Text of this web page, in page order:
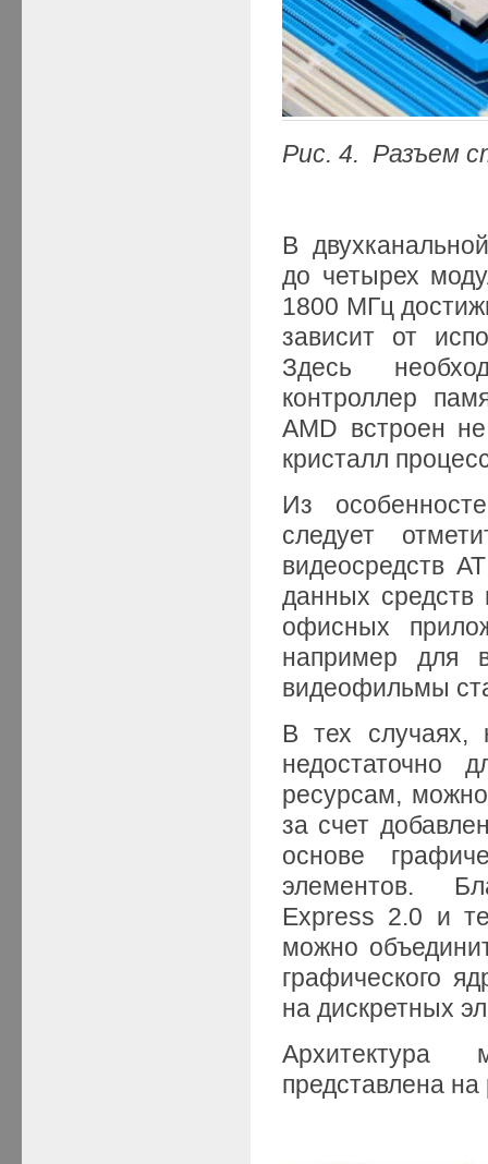
Рис. 4. Разъем
В
до четырех
1800 МГц
зависит от
Здесь
контроллер
AMD встроен
кристалл
Из
следует
видеосредств
данных средств
офисных
например для
видеофильмы
В тех случаях,
недостаточно
ресурсам,
за счет
основе
элементов.
Express 2.0 и
можно
графического
на дискретных
Архитектура
представлена на